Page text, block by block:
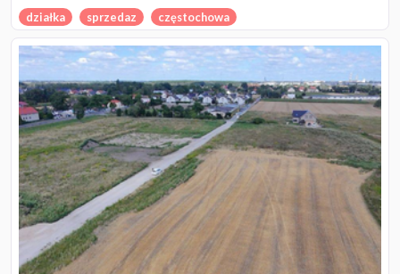
działka sprzedaz częstochowa